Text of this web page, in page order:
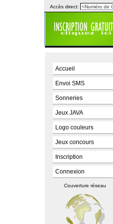
Accès direct:
Accueil
Envoi SMS
Sonneries
Jeux JAVA
Logo couleurs
Jeux concours
Inscription
Connexion
Couverture réseau